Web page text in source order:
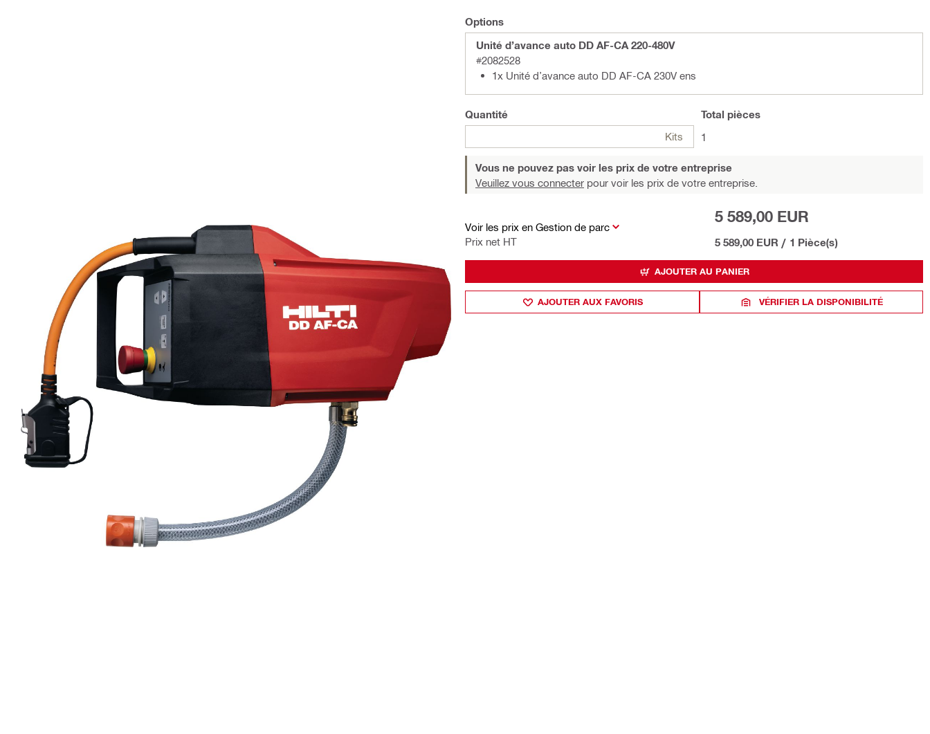
Options
Unité d’avance auto DD AF-CA 220-480V
#2082528
1x Unité d’avance auto DD AF-CA 230V ens
Quantité
Kits
Total pièces
1
Vous ne pouvez pas voir les prix de votre entreprise
Veuillez vous connecter pour voir les prix de votre entreprise.
Voir les prix en Gestion de parc
Prix net HT
5 589,00 EUR
5 589,00 EUR / 1 Pièce(s)
AJOUTER AU PANIER
AJOUTER AUX FAVORIS VÉRIFIER LA DISPONIBILITÉ